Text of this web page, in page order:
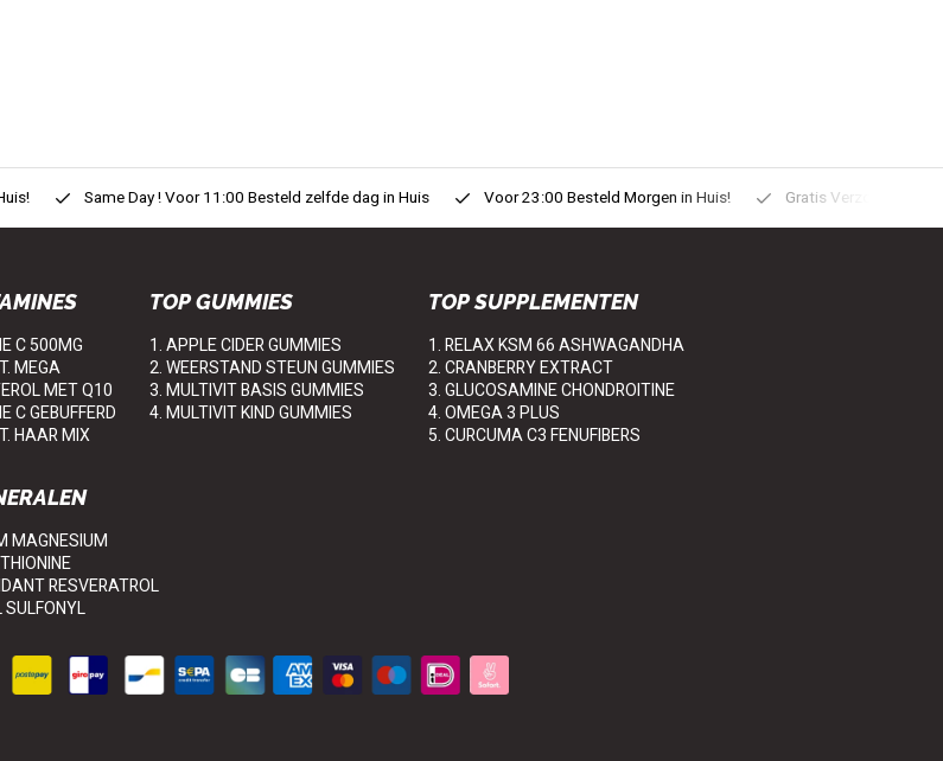
Same Day ! Voor 11:00 Besteld zelfde dag in Huis Voor 23:00 Besteld Morgen in Huis! Gratis Verzonden
C 500MG
MEGA
MET Q10
C GEBUFFERD
HAAR MIX
TOP GUMMIES
1. APPLE CIDER GUMMIES
2. WEERSTAND STEUN GUMMIES
3. MULTIVIT BASIS GUMMIES
4. MULTIVIT KIND GUMMIES
TOP SUPPLEMENTEN
1. RELAX KSM 66 ASHWAGANDHA
2. CRANBERRY EXTRACT
3. GLUCOSAMINE CHONDROITINE
4. OMEGA 3 PLUS
5. CURCUMA C3 FENUFIBERS
MAGNESIUM
RESVERATROL